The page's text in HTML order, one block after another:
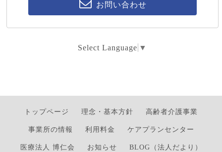
お問い合わせ
Select Language ▼
トップページ 理念・基本方針 高齢者介護事業
事業所の情報 利用料金 ケアプランセンター
医療法人 博仁会 お知らせ BLOG（法人だより）